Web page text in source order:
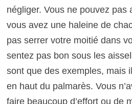
négliger. Vous ne pouvez pas
vous avez une haleine de
pas serrer votre moitié dans
sentez pas bon sous les
sont que des exemples, mais
en haut du palmarès. Vous
faire beaucoup d’effort ou de